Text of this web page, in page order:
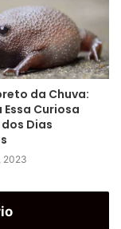
da Chuva:
Essa Curiosa
Dias
2023